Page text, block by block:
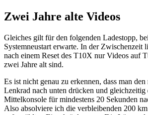
Zwei Jahre alte Videos
Gleiches gilt für den folgenden Ladestopp,
Systemneustart erwarte. In der Zwischenzeit
nach einem Reset des T10X nur Videos auf
zwei Jahre alt sind.
Es ist nicht genau zu erkennen, dass man
Lenkrad nach unten drücken und gleichzeitig
Mittelkonsole für mindestens 20 Sekunden
Also absolviere ich die verbleibenden 200